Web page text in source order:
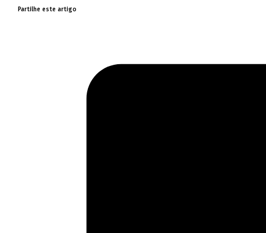
Partilhe este artigo